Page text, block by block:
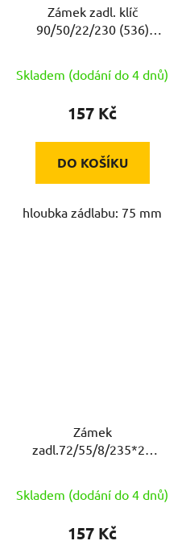
Zámek zadl. klíč
90/50/22/230 (536)
Skladem (dodání do 4 dnů)
157 Kč
DO KOŠÍKU
hloubka zádlabu: 75 mm
Zámek
zadl.72/55/8/235*20
Skladem (dodání do 4 dnů)
157 Kč